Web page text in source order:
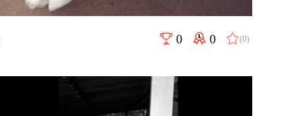
0 0 (0)